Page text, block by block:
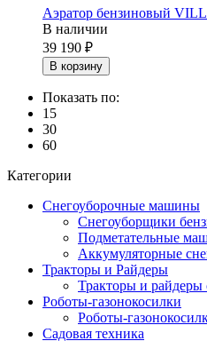
Аэратор бензиновый
В наличии
39 190
В корзину
Показать по:
15
30
60
Категории
Снегоуборочные машины
Снегоуборщики
Подметательные
Аккумуляторные
Тракторы и Райдеры
Тракторы и райдеры
Роботы-газонокосилки
Роботы-
Садовая техника